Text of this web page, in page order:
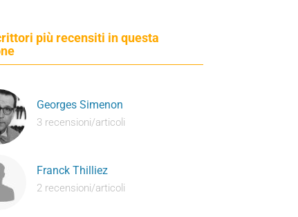
più recensiti in questa
Georges Simenon
3 recensioni/articoli
Franck Thilliez
2 recensioni/articoli